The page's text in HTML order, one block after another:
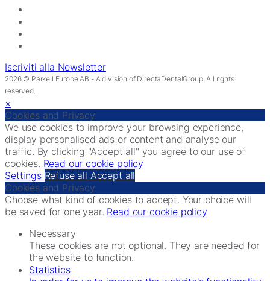
Iscriviti alla Newsletter
2026 © Parkell Europe AB - A division of DirectaDentalGroup. All rights
reserved.
×
Cookies and Privacy
We use cookies to improve your browsing experience,
display personalised ads or content and analyse our
traffic. By clicking "Accept all" you agree to our use of
cookies. Read our cookie policy
Settings Refuse all Accept all
Cookies and Privacy
Choose what kind of cookies to accept. Your choice will
be saved for one year. Read our cookie policy
Necessary
These cookies are not optional. They are needed for
the website to function.
Statistics